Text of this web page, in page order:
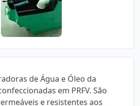
de Água e Óleo da
em PRFV. São
e resistentes aos